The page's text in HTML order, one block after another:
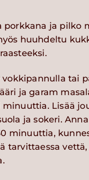
porkkana ja pilko
huuhdeltu
tai
ja garam
Lisää
ja sokeri.
minuuttia,
tarvittaessa